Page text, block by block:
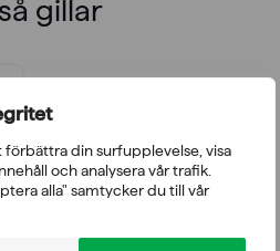
förbättra din surfupplevelse, visa
och analysera vår trafik.
alla" samtycker du till vår
gillar